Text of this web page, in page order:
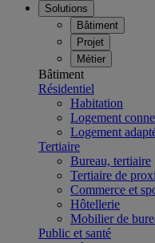
Solutions
Bâtiment
Projet
Métier
Bâtiment
Résidentiel
Habitation
Logement
Logement
Tertiaire
Bureau, tertiaire
Tertiaire de
Commerce et
Hôtellerie
Mobilier de
Public et santé